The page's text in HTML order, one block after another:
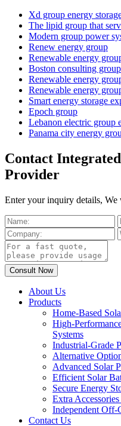
Xd group energy
The lipid group that
Modern group power
Renew energy group
Renewable energy
Boston consulting
Renewable energy
Renewable energy
Smart energy storage
Epoch group
Lebanon electric group
Panama city energy
Contact
Provider
Enter your inquiry details,
About Us
Products
Home-Based
High-
Systems
Industrial-Grade
Alternative
Advanced Solar
Efficient Solar
Secure Energy
Extra
Independent Off-
Contact Us